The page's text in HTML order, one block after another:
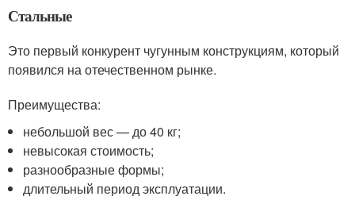
Стальные
Это первый конкурент чугунным конструкциям, который
появился на отечественном рынке.
Преимущества:
небольшой вес — до 40 кг;
невысокая стоимость;
разнообразные формы;
длительный период эксплуатации.